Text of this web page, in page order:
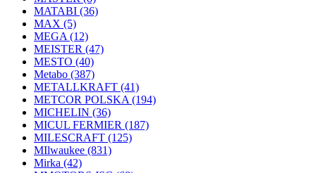
MATABI (36)
MAX (5)
MEGA (12)
MEISTER (47)
MESTO (40)
Metabo (387)
METALLKRAFT (41)
METCOR POLSKA (194)
MICHELIN (36)
MICUL FERMIER (187)
MILESCRAFT (125)
MIlwaukee (831)
Mirka (42)